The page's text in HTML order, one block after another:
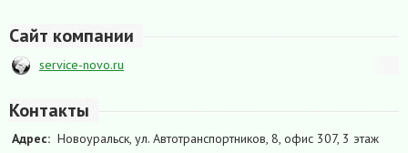
Сайт компании
service-novo.ru
Контакты
Адрес: Новоуральск, ул. Автотранспортников, 8, офис 307, 3 этаж